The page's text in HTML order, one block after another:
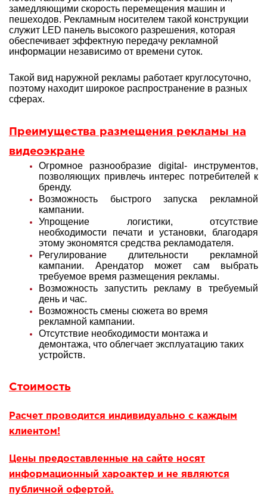
замедляющими скорость перемещения машин и
пешеходов. Рекламным носителем такой конструкции
служит LED панель высокого разрешения, которая
обеспечивает эффектную передачу рекламной
информации независимо от времени суток.
Такой вид наружной рекламы работает круглосуточно,
поэтому находит широкое распространение в разных
сферах.
Преимущества размещения рекламы на
видеоэкране
Огромное разнообразие digital- инструментов,
позволяющих привлечь интерес потребителей к
бренду.
Возможность быстрого запуска рекламной
кампании.
Упрощение логистики, отсутствие
необходимости печати и установки, благодаря
этому экономятся средства рекламодателя.
Регулирование длительности рекламной
кампании. Арендатор может сам выбрать
требуемое время размещения рекламы.
Возможность запустить рекламу в требуемый
день и час.
Возможность смены сюжета во время
рекламной кампании.
Отсутствие необходимости монтажа и
демонтажа, что облегчает эксплуатацию таких
устройств.
Стоимость
Расчет проводится индивидуально с каждым
клиентом!
Цены предоставленные на сайте носят
информационный хароактер и не являются
публичной офертой.